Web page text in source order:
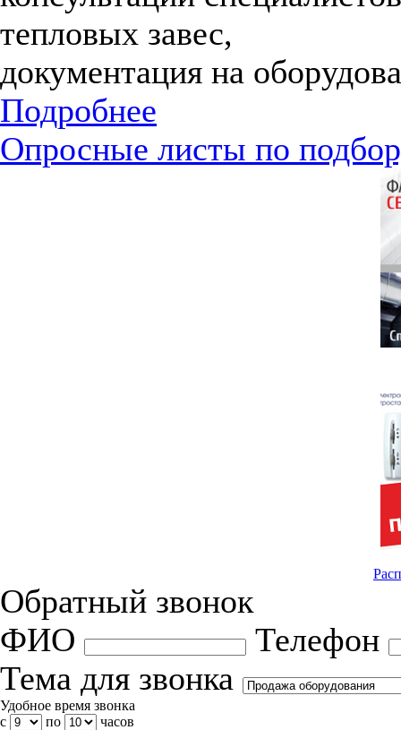
тепловых завес,
документация на
Подробнее
Опросные листы по
Обратный звонок
ФИО
Телефон
Тема для звонка
Удобное время звонка
с
по часов